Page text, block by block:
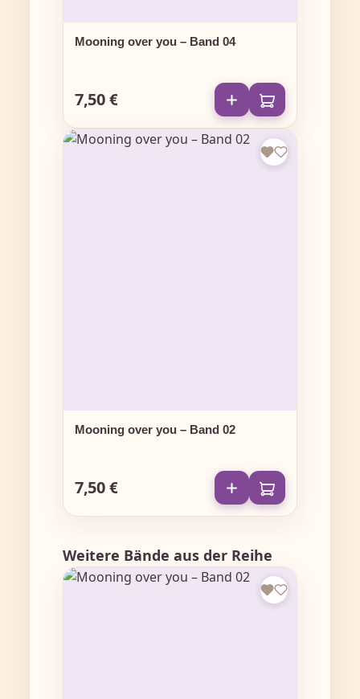
Mooning over you – Band 04
Regulärer Preis:
7,50 €
Mooning over you – Band 02
Regulärer Preis:
7,50 €
Produktgalerie überspringen
Weitere Bände aus der Reihe